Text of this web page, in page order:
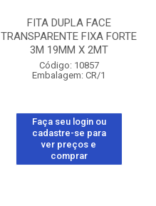
FITA DUPLA FACE
TRANSPARENTE FIXA FORTE
3M 19MM X 2MT
Código: 10857
Embalagem: CR/1
Faça seu login ou
cadastre-se para
ver preços e
comprar